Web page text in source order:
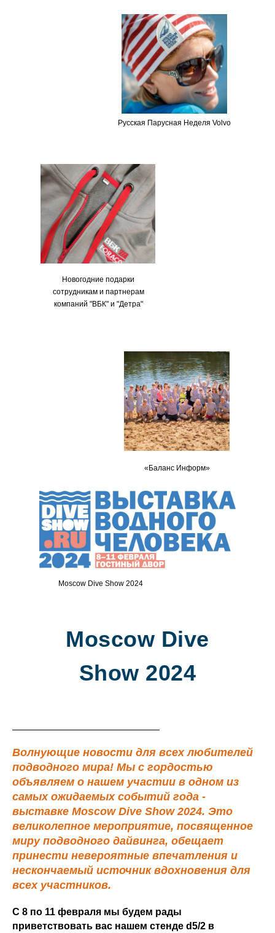
Русская Парусная Неделя Volvo
Новогодние подарки
сотрудникам и партнерам
компаний "ВБК" и "Детра"
«Баланс Информ»
Moscow Dive Show 2024
Moscow Dive
Show 2024
Волнующие новости для всех любителей
подводного мира! Мы с гордостью
объявляем о нашем участии в одном из
самых ожидаемых событий года -
выставке Moscow Dive Show 2024. Это
великолепное мероприятие, посвященное
миру подводного дайвинга, обещает
принести невероятные впечатления и
нескончаемый источник вдохновения для
всех участников.
С 8 по 11 февраля мы будем рады
приветствовать вас нашем стенде d5/2 в